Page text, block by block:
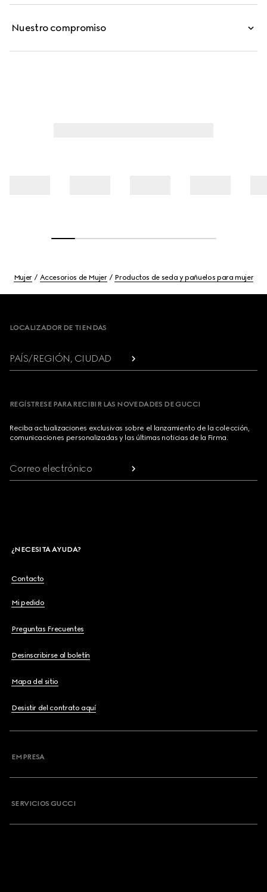
Nuestro compromiso
Mujer Accesorios de Mujer Productos de seda y pañuelos para mujer
LOCALIZADOR DE TIENDAS
PAÍS/REGIÓN, CIUDAD
REGÍSTRESE PARA RECIBIR LAS NOVEDADES DE GUCCI
Reciba actualizaciones exclusivas sobre el lanzamiento de la colección,
comunicaciones personalizadas y las últimas noticias de la Firma.
Correo electrónico
¿NECESITA AYUDA?
Contacto
Mi pedido
Preguntas Frecuentes
Desinscribirse al boletín
Mapa del sitio
Desistir del contrato aquí
EMPRESA
SERVICIOS GUCCI